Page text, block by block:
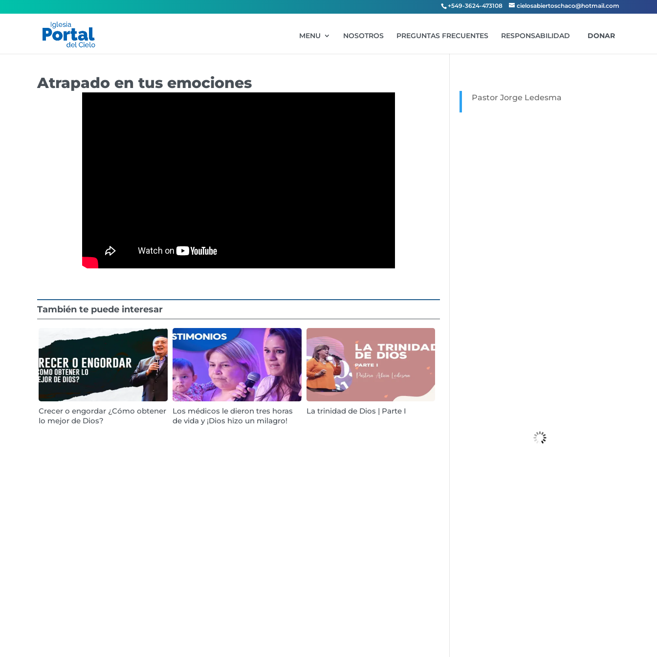
+549-3624-473108 cielosabiertoschaco@hotmail.com
MENU NOSOTROS PREGUNTAS FRECUENTES RESPONSABILIDAD DONAR
Atrapado en tus emociones
También te puede interesar
Crecer o engordar ¿Cómo obtener
lo mejor de Dios?
Los médicos le dieron tres horas
de vida y ¡Dios hizo un milagro!
La trinidad de Dios | Parte I
Pastor Jorge Ledesma